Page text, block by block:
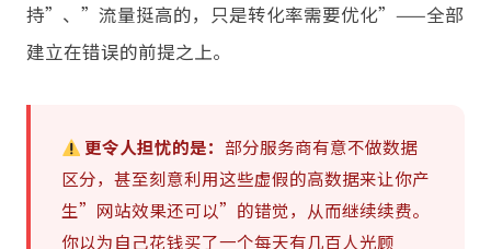
持”、”流量挺高的，只是转化率需要优化”——全部
建立在错误的前提之上。
更令人担忧的是： 部分服务商有意不做数据
区分，甚至刻意利用这些虚假的高数据来让你产
生”网站效果还可以”的错觉，从而继续续费。
你以为自己花钱买了一个每天有几百人光顾